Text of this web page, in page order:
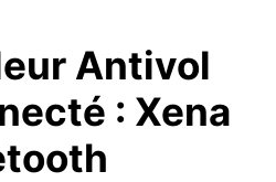
Antivol
: Xena